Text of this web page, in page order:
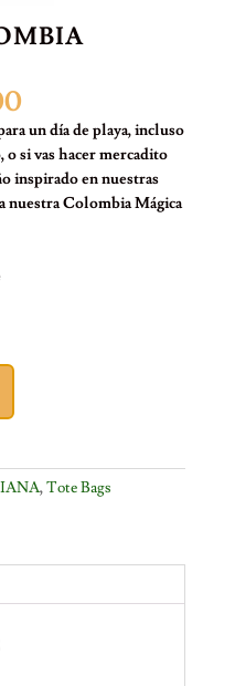
El
precio
actual
es:
$ 35.000.
un día de playa, incluso
o si vas hacer mercadito
inspirado en nuestras
nuestra Colombia Mágica
,Tote Bags